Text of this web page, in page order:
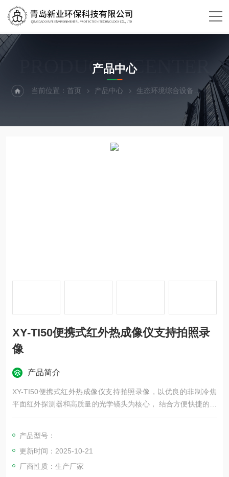
PRODUCTS CENTER
产品中心
当前位置：首页 产品中心 生态环境综合设备 热成
XY-TI50便携式红外热成像仪支持拍照录
像
产品简介
XY-TI50便携式红外热成像仪支持拍照录像，以优良的非制冷焦
平面红外探测器和高质量的光学镜头为核心， 结合方便快捷的操
作系统，小巧外形设计，功能*的拓展备件，使用续航时间长，坚
单、便于携带"的红外热成像工具。本产品运用于野外动物观察。
产品型号：
更新时间：2025-10-21
厂商性质：生产厂家